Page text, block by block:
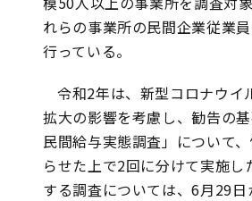
れらの事業所の民間企業従業
行っている。
令和2年は、新型コロナウイ
拡大の影響を考慮し、勧告の
民間給与実態調査」について
らせた上で2回に分けて実施し
する調査については、6月29